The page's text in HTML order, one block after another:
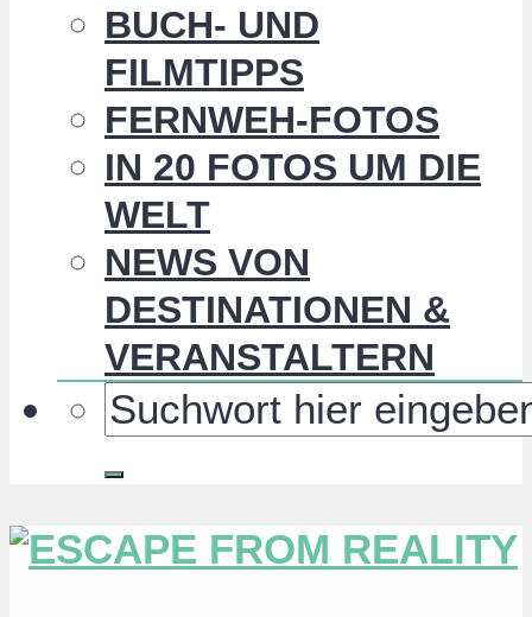
BUCH- UND
FILMTIPPS
FERNWEH-FOTOS
IN 20 FOTOS UM DIE
WELT
NEWS VON
DESTINATIONEN &
VERANSTALTERN